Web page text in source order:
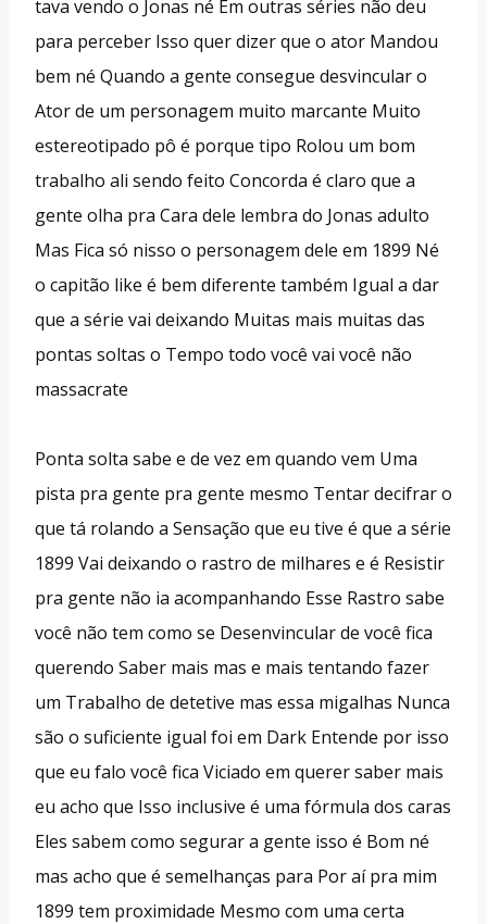
tava vendo o Jonas né Em outras séries não deu
para perceber Isso quer dizer que o ator Mandou
bem né Quando a gente consegue desvincular o
Ator de um personagem muito marcante Muito
estereotipado pô é porque tipo Rolou um bom
trabalho ali sendo feito Concorda é claro que a
gente olha pra Cara dele lembra do Jonas adulto
Mas Fica só nisso o personagem dele em 1899 Né
o capitão like é bem diferente também Igual a dar
que a série vai deixando Muitas mais muitas das
pontas soltas o Tempo todo você vai você não
massacrate
Ponta solta sabe e de vez em quando vem Uma
pista pra gente pra gente mesmo Tentar decifrar o
que tá rolando a Sensação que eu tive é que a série
1899 Vai deixando o rastro de milhares e é Resistir
pra gente não ia acompanhando Esse Rastro sabe
você não tem como se Desenvincular de você fica
querendo Saber mais mas e mais tentando fazer
um Trabalho de detetive mas essa migalhas Nunca
são o suficiente igual foi em Dark Entende por isso
que eu falo você fica Viciado em querer saber mais
eu acho que Isso inclusive é uma fórmula dos caras
Eles sabem como segurar a gente isso é Bom né
mas acho que é semelhanças para Por aí pra mim
1899 tem proximidade Mesmo com uma certa